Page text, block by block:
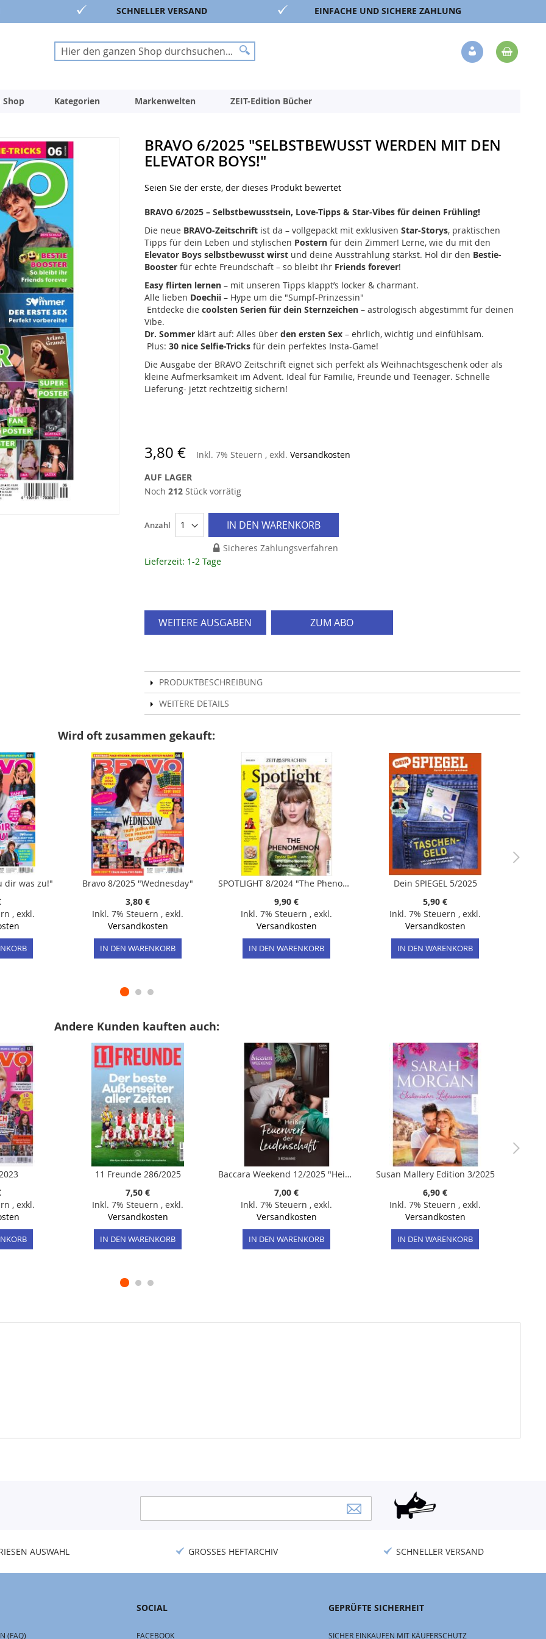
SCHNELLER VERSAND EINFACHE UND SICHERE ZAHLUNG
Suche
Suche
Veränderung
Shop Kategorien Markenwelten ZEIT-Edition Bücher
BRAVO 6/2025 "SELBSTBEWUSST WERDEN MIT DEN
ELEVATOR BOYS!"
Seien Sie der erste, der dieses Produkt bewertet
BRAVO 6/2025 – Selbstbewusstsein, Love-Tipps & Star-Vibes für deinen Frühling!
Die neue BRAVO-Zeitschriftist da – vollgepackt mit exklusiven Star-Storys, praktischen
Tipps für dein Leben und stylischen Posternfür dein Zimmer! Lerne, wie du mit den
Elevator Boys selbstbewusst wirstund deine Ausstrahlung stärkst. Hol dir den Bestie-
Boosterfür echte Freundschaft – so bleibt ihr Friends forever!
Easy flirten lernen– mit unseren Tipps klappt’s locker & charmant.
Alle lieben Doechii– Hype um die "Sumpf-Prinzessin"
Entdecke die coolsten Serien für dein Sternzeichen– astrologisch abgestimmt für deinen
Vibe.
Dr. Sommerklärt auf: Alles über den ersten Sex– ehrlich, wichtig und einfühlsam.
Plus: 30 nice Selfie-Tricksfür dein perfektes Insta-Game!
Die Ausgabe der BRAVO Zeitschrift eignet sich perfekt als Weihnachtsgeschenk oder als
kleine Aufmerksamkeit im Advent. Ideal für Familie, Freunde und Teenager. Schnelle
Lieferung- jetzt rechtzeitig sichern!
3,80 € Inkl. 7% Steuern , exkl. Versandkosten
AUF LAGER
Noch 212Stück vorrätig
Anzahl IN DEN WARENKORB
Sicheres Zahlungsverfahren
Lieferzeit: 1-2 Tage
WEITERE AUSGABEN ZUM ABO
PRODUKTBESCHREIBUNG
WEITERE DETAILS
Wird oft zusammen gekauft:
dir was zu!"
, exkl.
Bravo 8/2025 "Wednesday"
3,80 €
Inkl. 7% Steuern , exkl.
Versandkosten
IN DEN WARENKORB
SPOTLIGHT 8/2024 "The Phenomenon - Taylor Swift"
9,90 €
Inkl. 7% Steuern , exkl.
Versandkosten
IN DEN WARENKORB
Dein SPIEGEL 5/2025
5,90 €
Inkl. 7% Steuern , exkl.
Versandkosten
IN DEN WARENKORB
Andere Kunden kauften auch:
, exkl.
11 Freunde 286/2025
7,50 €
Inkl. 7% Steuern , exkl.
Versandkosten
IN DEN WARENKORB
Baccara Weekend 12/2025 "Heißes Feuerwerk der Leidenschaft"
7,00 €
Inkl. 7% Steuern , exkl.
Versandkosten
IN DEN WARENKORB
Susan Mallery Edition 3/2025
6,90 €
Inkl. 7% Steuern , exkl.
Versandkosten
IN DEN WARENKORB
Newsletter:
AUSWAHL GROSSES HEFTARCHIV SCHNELLER VERSAND
(FAQ)
SOCIAL
FACEBOOK
GEPRÜFTE SICHERHEIT
SICHER EINKAUFEN MIT KÄUFERSCHUTZ